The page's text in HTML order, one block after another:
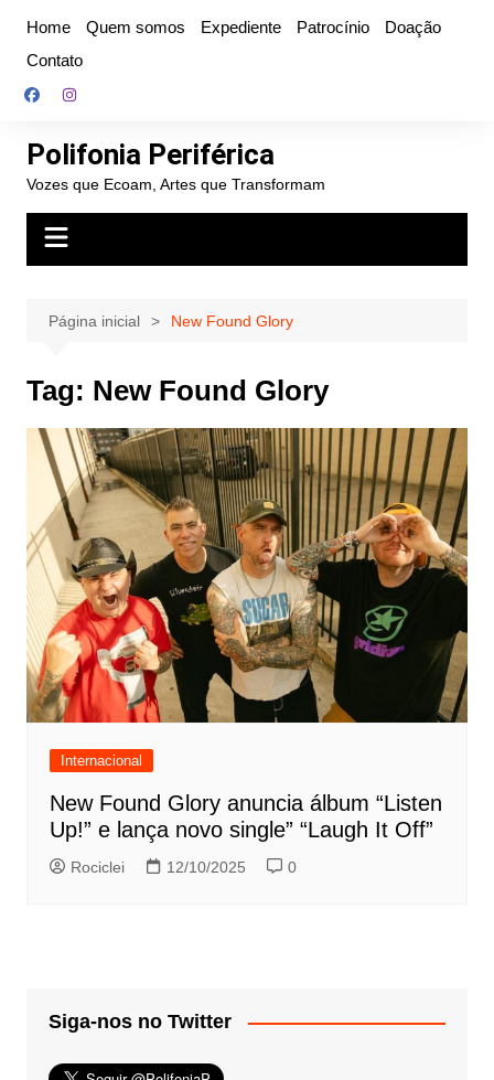
conteúdo
Home Quem somos Expediente Patrocínio
Doação
Contato
Polifonia Periférica
Vozes que Ecoam, Artes que Transformam
Página inicial New Found Glory
Tag: New Found Glory
Internacional
New Found Glory anuncia álbum “Listen
Up!” e lança novo single” “Laugh It Off”
Rociclei 12/10/2025 0
Siga-nos no Twitter